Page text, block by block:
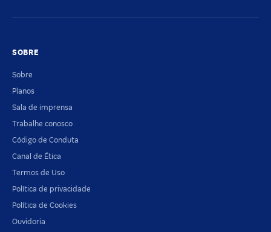
SOBRE
Sobre
Planos
Sala de imprensa
Trabalhe conosco
Código de Conduta
Canal de Ética
Termos de Uso
Política de privacidade
Política de Cookies
Ouvidoria